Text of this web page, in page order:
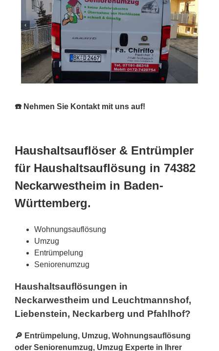
☎️ Nehmen Sie Kontakt mit uns auf!
Haushaltsauflöser & Entrümpler
für Haushaltsauflösung in 74382
Neckarwestheim in Baden-
Württemberg.
Wohnungsauflösung
Umzug
Entrümpelung
Seniorenumzug
Haushaltsauflösungen in
Neckarwestheim und Leuchtmannshof,
Liebenstein, Neckarberg und Pfahlhof?
🔎 Entrümpelung, Umzug, Wohnungsauflösung
oder Seniorenumzug, Umzug Experte in Ihrer